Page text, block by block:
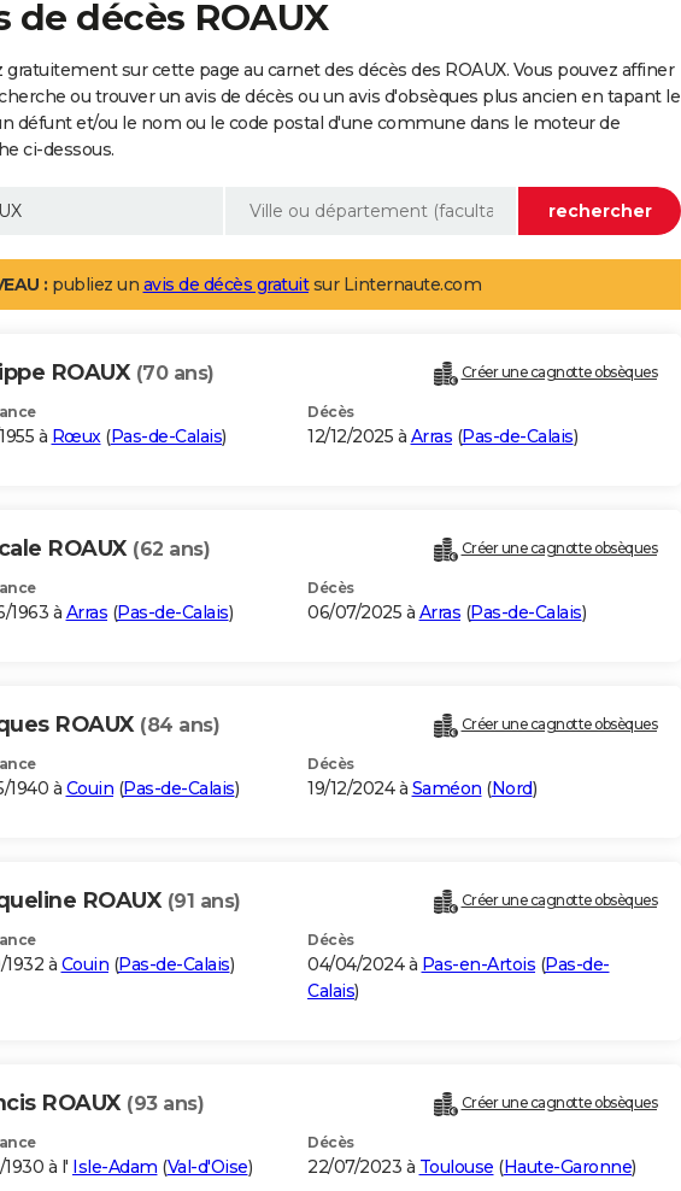
de décès ROAUX
gratuitement sur cette page au carnet des décès des ROAUX. Vous pouvez affiner
ou trouver un avis de décès ou un avis d'obsèques plus ancien en tapant le
défunt et/ou le nom ou le code postal d'une commune dans le moteur de
ci-dessous.
: publiez un avis de décès gratuitsur Linternaute.com
ROAUX (70 ans) Créer une cagnotte obsèques
à Rœux(Pas-de-Calais)
Décès
12/12/2025 à Arras (Pas-de-Calais)
ROAUX (62 ans) Créer une cagnotte obsèques
1963 à Arras (Pas-de-Calais)
Décès
06/07/2025 à Arras (Pas-de-Calais)
ROAUX (84 ans) Créer une cagnotte obsèques
1940 à Couin (Pas-de-Calais)
Décès
19/12/2024 à Saméon (Nord)
ROAUX (91 ans) Créer une cagnotte obsèques
1932 à Couin (Pas-de-Calais)
Décès
04/04/2024 à Pas-en-Artois (Pas-de-
Calais)
ROAUX (93 ans) Créer une cagnotte obsèques
1930 à l' Isle-Adam (Val-d'Oise)
Décès
22/07/2023 à Toulouse (Haute-Garonne)